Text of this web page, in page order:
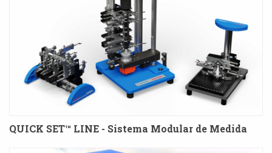
QUICK SET™ LINE - Sistema Modular de Medida